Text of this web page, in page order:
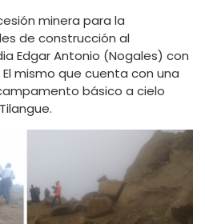
minera para la
de construcción al
Edgar Antonio (Nogales) con
mismo que cuenta con una
básico a cielo